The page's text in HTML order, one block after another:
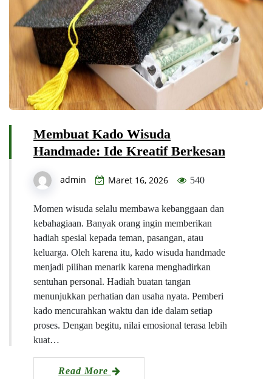
Membuat Kado Wisuda
Handmade: Ide Kreatif Berkesan
admin Maret 16, 2026 540
Momen wisuda selalu membawa kebanggaan dan
kebahagiaan. Banyak orang ingin memberikan
hadiah spesial kepada teman, pasangan, atau
keluarga. Oleh karena itu, kado wisuda handmade
menjadi pilihan menarik karena menghadirkan
sentuhan personal. Hadiah buatan tangan
menunjukkan perhatian dan usaha nyata. Pemberi
kado mencurahkan waktu dan ide dalam setiap
proses. Dengan begitu, nilai emosional terasa lebih
kuat…
Read More